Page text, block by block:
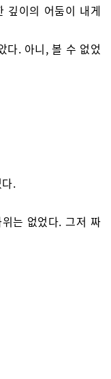
깊이의 어둠이 내게
다. 아니, 볼 수 없었
.
는 없었다. 그저 짜